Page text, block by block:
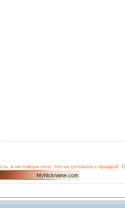
и не говори того, что не согласно с